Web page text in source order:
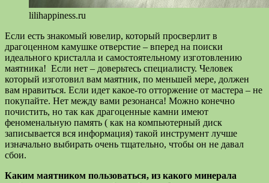
lilihappiness.ru
Если есть знакомый ювелир, который просверлит в
драгоценном камушке отверстие – вперед на поиски
идеального кристалла и самостоятельному изготовлению
маятника! Если нет – доверьтесь специалисту. Человек
который изготовил вам маятник, по меньшей мере, должен
вам нравиться. Если идет какое-то отторжение от мастера – не
покупайте. Нет между вами резонанса! Можно конечно
почистить, но так как драгоценные камни имеют
феноменальную память ( как на компьютерный диск
записывается вся информация) такой инструмент лучше
изначально выбирать очень тщательно, чтобы он не давал
сбои.
Каким маятником пользоваться, из какого минерала